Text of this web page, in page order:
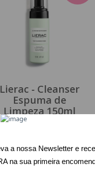
Lierac - Cleanser
Espuma de
Limpeza 150ml
Comprar